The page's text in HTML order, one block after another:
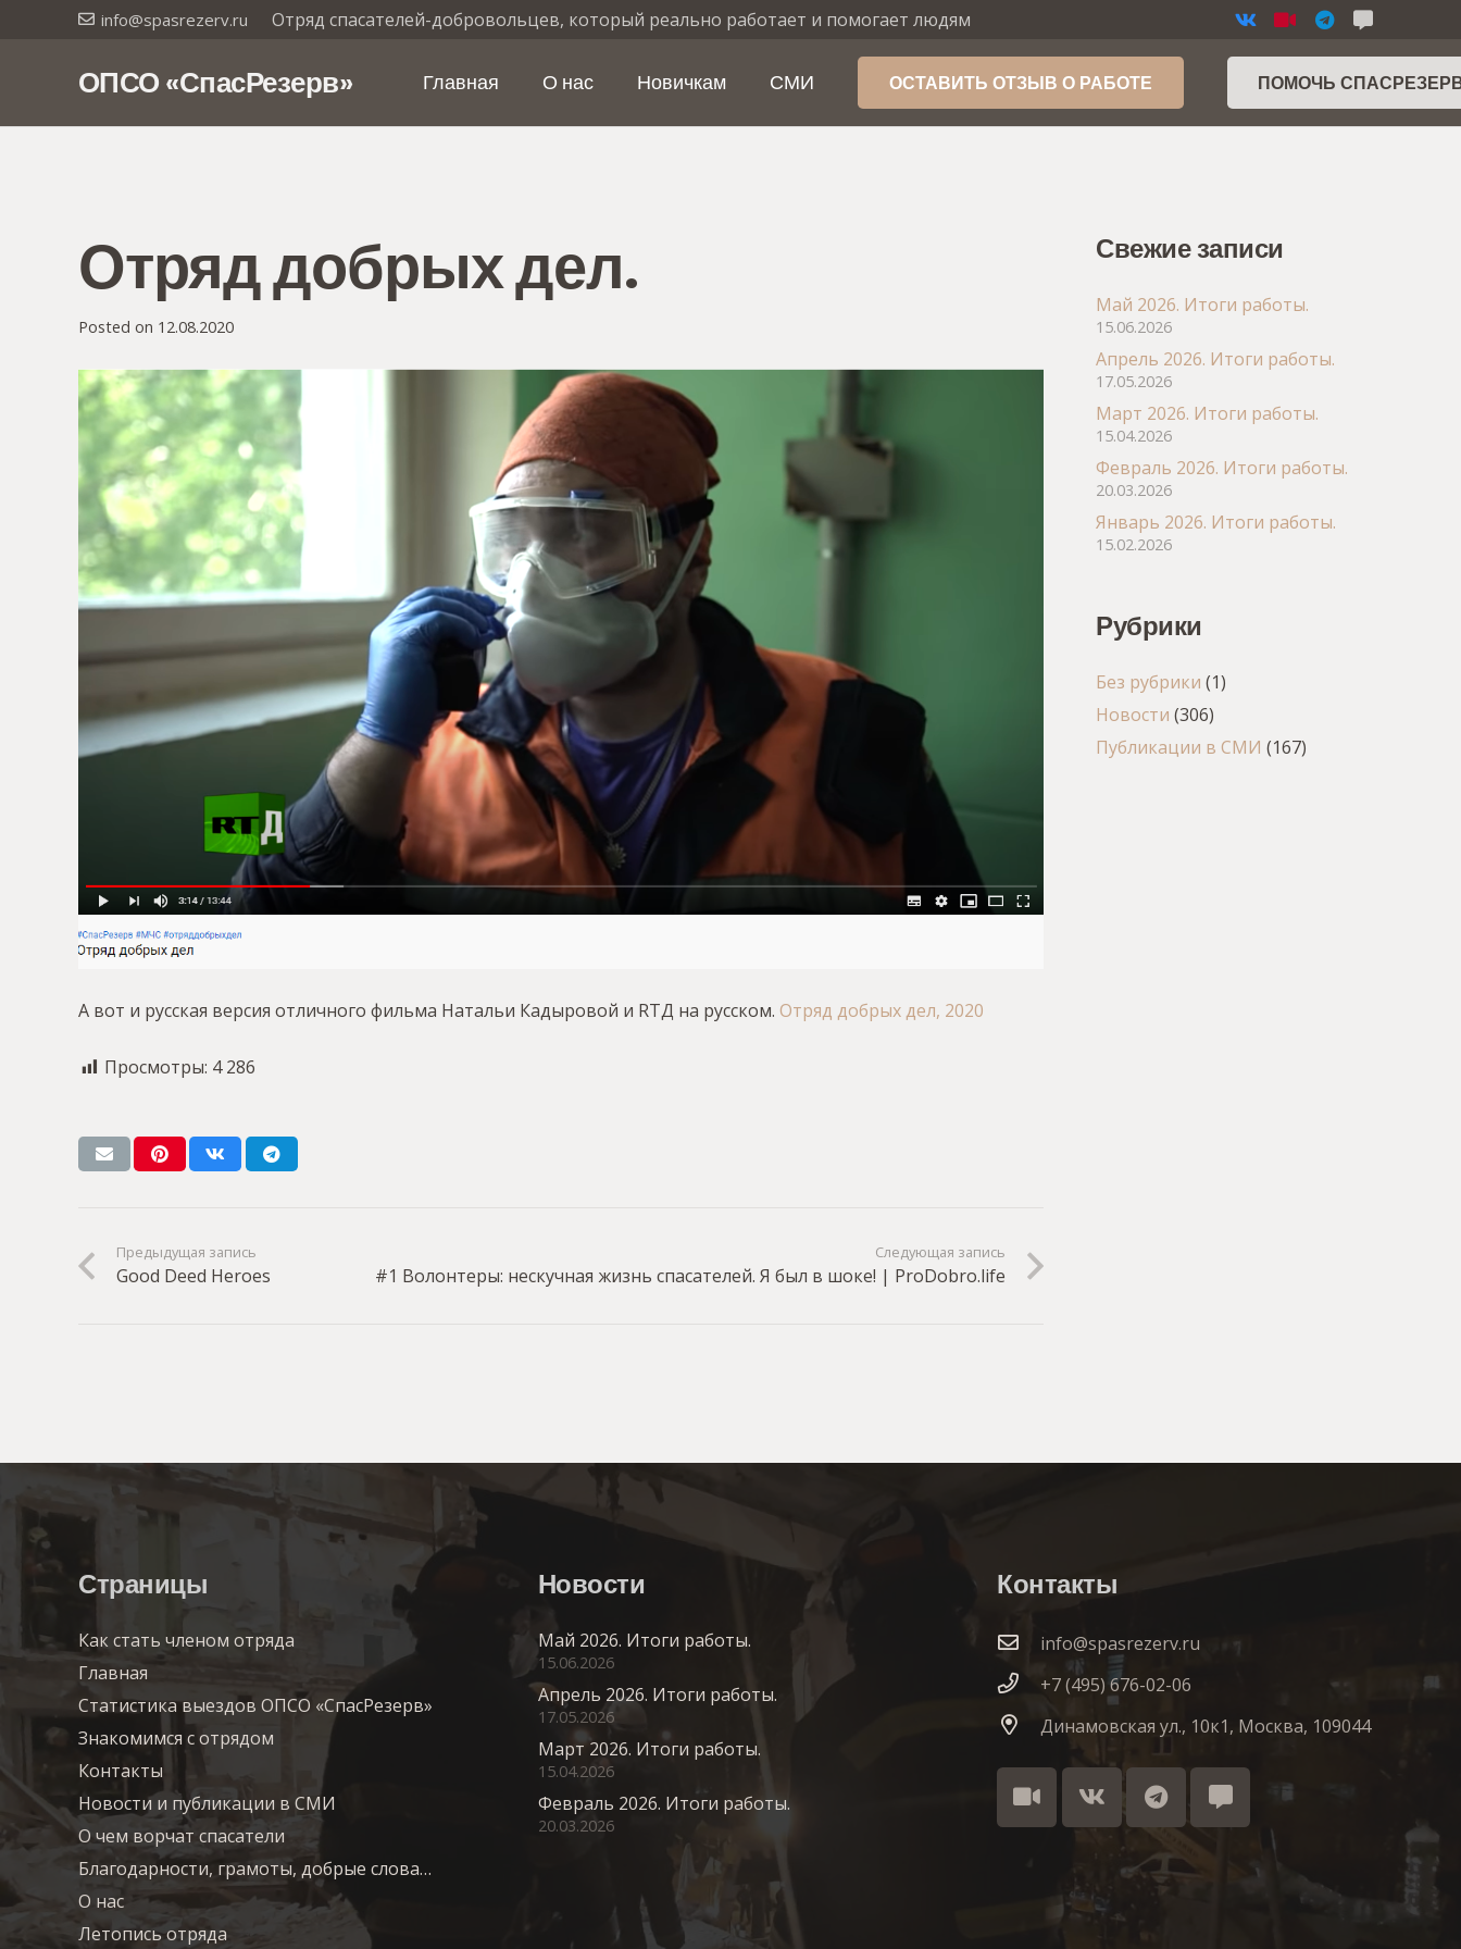
info@spasrezerv.ru Отряд спасателей-добровольцев, который реально работает и помогает людям
ОПСО «СпасРезерв» Главная О нас Новичкам СМИ ОСТАВИТЬ ОТЗЫВ О РАБОТЕ ПОМОЧЬ
Отряд добрых дел.
Posted on 12.08.2020
А вот и русская версия отличного фильма Натальи Кадыровой и RTД на русском. Отряд добрых дел, 2020
Просмотры: 4 286
Предыдущая запись
Good Deed Heroes
Следующая запись
#1 Волонтеры: нескучная жизнь спасателей. Я был в шоке! | ProDobro.life
Свежие записи
Май 2026. Итоги работы.
15.06.2026
Апрель 2026. Итоги работы.
17.05.2026
Март 2026. Итоги работы.
15.04.2026
Февраль 2026. Итоги работы.
20.03.2026
Январь 2026. Итоги работы.
15.02.2026
Рубрики
Без рубрики (1)
Новости (306)
Публикации в СМИ (167)
Страницы
Как стать членом отряда
Главная
Статистика выездов ОПСО «СпасРезерв»
Знакомимся с отрядом
Контакты
Новости и публикации в СМИ
О чем ворчат спасатели
Благодарности, грамоты, добрые слова…
О нас
Летопись отряда
Новости
Май 2026. Итоги работы.
15.06.2026
Апрель 2026. Итоги работы.
17.05.2026
Март 2026. Итоги работы.
15.04.2026
Февраль 2026. Итоги работы.
20.03.2026
Контакты
info@spasrezerv.ru
+7 (495) 676-02-06
Динамовская ул., 10к1, Москва, 109044